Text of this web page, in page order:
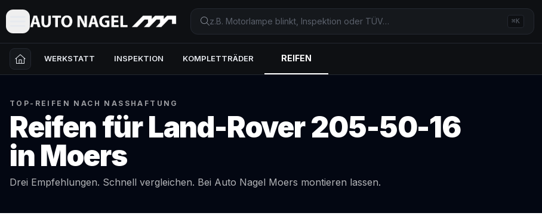
⌘K
WERKSTATT INSPEKTION KOMPLETTRÄDER REIFEN
TOP-REIFEN NACH NASSHAFTUNG
Reifen fürLand-Rover205-50-16
inMoers
Drei Empfehlungen. Schnell vergleichen. Bei Auto Nagel Moers montieren lassen.